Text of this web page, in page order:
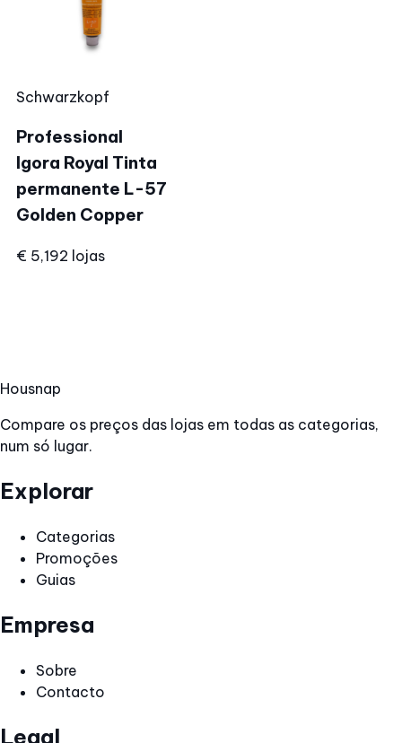
Schwarzkopf
Professional
Igora Royal Tinta
permanente L-57
Golden Copper
€ 5,192 lojas
Housnap
Compare os preços das lojas em todas as categorias,
num só lugar.
Explorar
Categorias
Promoções
Guias
Empresa
Sobre
Contacto
Legal